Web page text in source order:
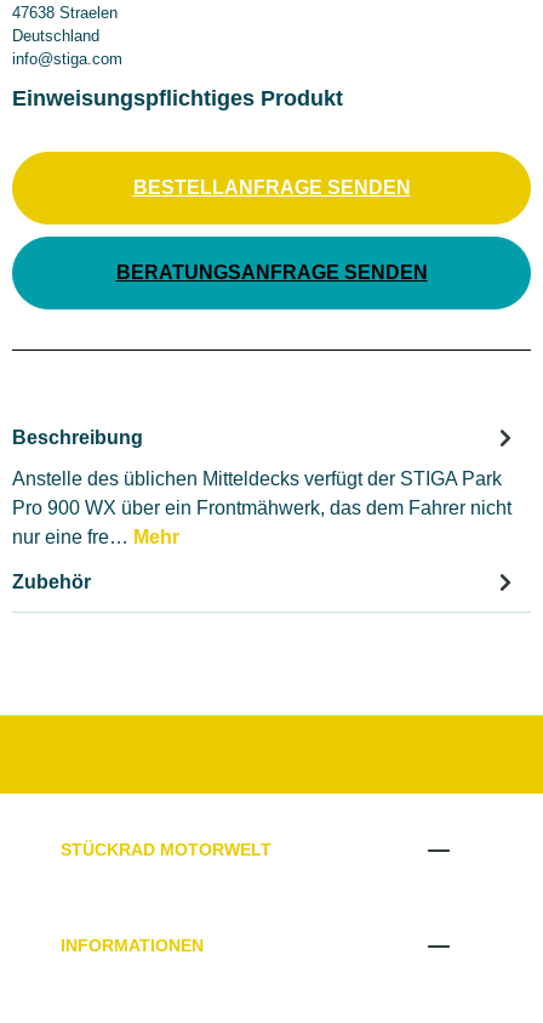
47638 Straelen
Deutschland
info@stiga.com
Einweisungspflichtiges Produkt
BESTELLANFRAGE SENDEN
BERATUNGSANFRAGE SENDEN
Beschreibung
Anstelle des üblichen Mitteldecks verfügt der STIGA Park
Pro 900 WX über ein Frontmähwerk, das dem Fahrer nicht
nur eine fre… Mehr
Zubehör
STÜCKRAD MOTORWELT
INFORMATIONEN